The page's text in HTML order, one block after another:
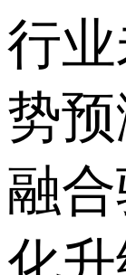
行
势预
融